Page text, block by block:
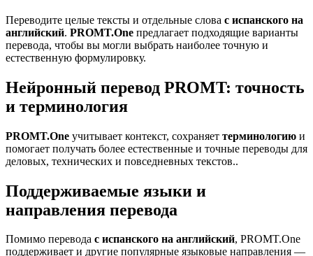
Переводите целые тексты и отдельные слова с испанского на
английский. PROMT.One предлагает подходящие варианты
перевода, чтобы вы могли выбрать наиболее точную и
естественную формулировку.
Нейронный перевод PROMT: точность
и терминология
PROMT.One учитывает контекст, сохраняет терминологию и
помогает получать более естественные и точные переводы для
деловых, технических и повседневных текстов..
Поддерживаемые языки и
направления перевода
Помимо перевода с испанского на английский, PROMT.One
поддерживает и другие популярные языковые направления —